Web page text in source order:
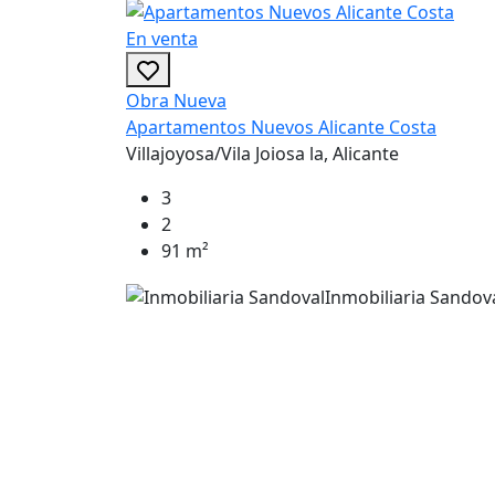
En venta
Obra Nueva
Apartamentos Nuevos Alicante Costa
Villajoyosa/Vila Joiosa la, Alicante
3
2
91 m²
Inmobiliaria